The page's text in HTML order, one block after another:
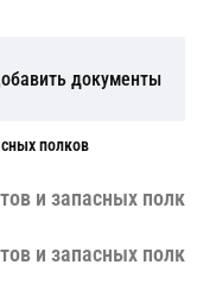
документы
полков
и запасных
и запасных